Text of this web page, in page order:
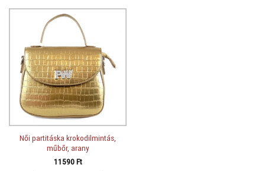
Női partitáska krokodilmintás,
műbőr, arany
11590Ft